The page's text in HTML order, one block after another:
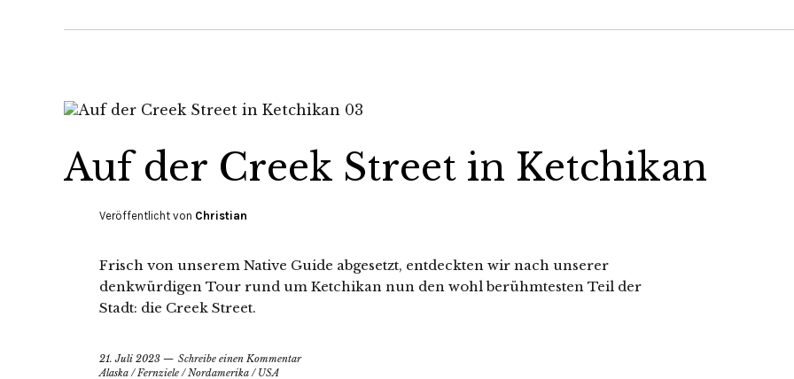
Auf der Creek Street in Ketchikan
Veröffentlicht von Christian
Frisch von unserem Native Guide abgesetzt, entdeckten wir nach unserer
denkwürdigen Tour rund um Ketchikan nun den wohl berühmtesten Teil der
Stadt: die Creek Street.
21. Juli 2023
Schreibe einen Kommentar
Alaska /Fernziele /Nordamerika / USA